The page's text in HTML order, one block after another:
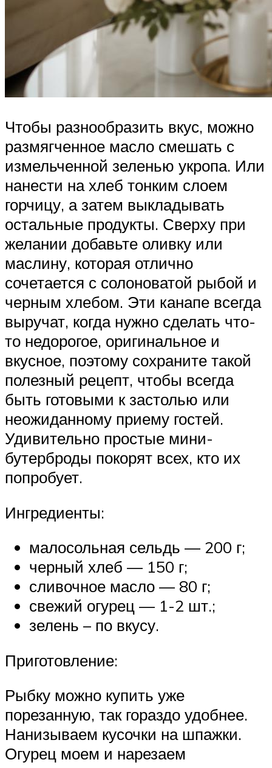
Чтобы разнообразить вкус, можно
размягченное масло смешать с
измельченной зеленью укропа. Или
нанести на хлеб тонким слоем
горчицу, а затем выкладывать
остальные продукты. Сверху при
желании добавьте оливку или
маслину, которая отлично
сочетается с солоноватой рыбой и
черным хлебом. Эти канапе всегда
выручат, когда нужно сделать что-
то недорогое, оригинальное и
вкусное, поэтому сохраните такой
полезный рецепт, чтобы всегда
быть готовыми к застолью или
неожиданному приему гостей.
Удивительно простые мини-
бутерброды покорят всех, кто их
попробует.
Ингредиенты:
малосольная сельдь — 200 г;
черный хлеб — 150 г;
сливочное масло — 80 г;
свежий огурец — 1-2 шт.;
зелень – по вкусу.
Приготовление:
Рыбку можно купить уже
порезанную, так гораздо удобнее.
Нанизываем кусочки на шпажки.
Огурец моем и нарезаем